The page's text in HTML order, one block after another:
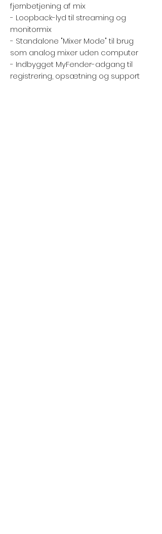
fjernbetjening af mix
- Loopback-lyd til streaming og
monitormix
- Standalone "Mixer Mode" til brug
som analog mixer uden computer
- Indbygget MyFender-adgang til
registrering, opsætning og support